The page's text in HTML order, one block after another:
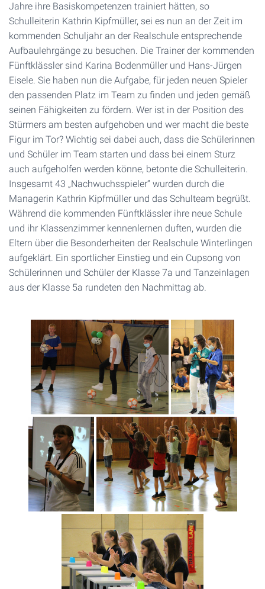
Jahre ihre Basiskompetenzen trainiert hätten, so
Schulleiterin Kathrin Kipfmüller, sei es nun an der Zeit im
kommenden Schuljahr an der Realschule entsprechende
Aufbaulehrgänge zu besuchen. Die Trainer der kommenden
Fünftklässler sind Karina Bodenmüller und Hans-Jürgen
Eisele. Sie haben nun die Aufgabe, für jeden neuen Spieler
den passenden Platz im Team zu finden und jeden gemäß
seinen Fähigkeiten zu fördern. Wer ist in der Position des
Stürmers am besten aufgehoben und wer macht die beste
Figur im Tor? Wichtig sei dabei auch, dass die Schülerinnen
und Schüler im Team starten und dass bei einem Sturz
auch aufgeholfen werden könne, betonte die Schulleiterin.
Insgesamt 43 „Nachwuchsspieler“ wurden durch die
Managerin Kathrin Kipfmüller und das Schulteam begrüßt.
Während die kommenden Fünftklässler ihre neue Schule
und ihr Klassenzimmer kennenlernen duften, wurden die
Eltern über die Besonderheiten der Realschule Winterlingen
aufgeklärt. Ein sportlicher Einstieg und ein Cupsong von
Schülerinnen und Schüler der Klasse 7a und Tanzeinlagen
aus der Klasse 5a rundeten den Nachmittag ab.